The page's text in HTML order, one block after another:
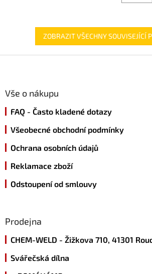
ZOBRAZIT VŠECHNY SOUVISEJÍCÍ
Vše o nákupu
FAQ - Často kladené dotazy
Všeobecné obchodní podmínky
Ochrana osobních údajů
Reklamace zboží
Odstoupení od smlouvy
Prodejna
CHEM-WELD - Žižkova 710, 41301
Svářečská dílna